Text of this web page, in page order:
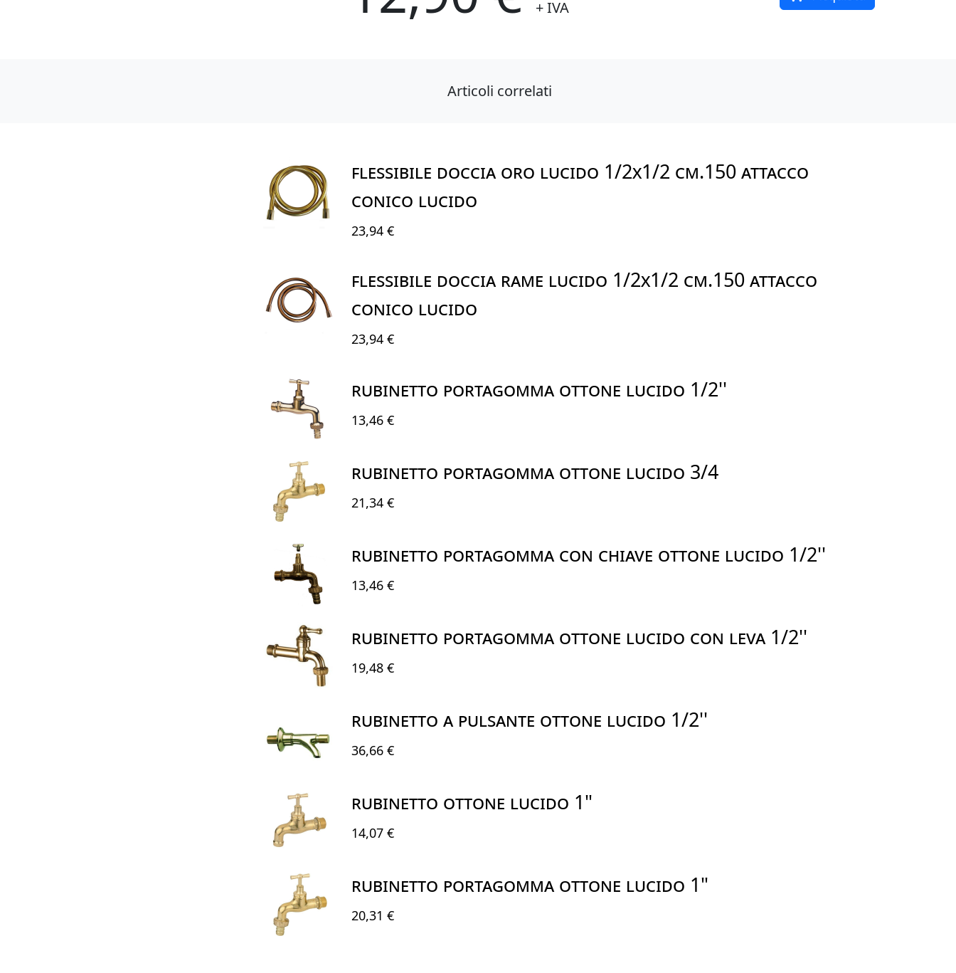
+ IVA
Articoli correlati
FLESSIBILE DOCCIA ORO LUCIDO 1/2X1/2 CM.150 ATTACCO
CONICO LUCIDO
23,94 €
FLESSIBILE DOCCIA RAME LUCIDO 1/2X1/2 CM.150 ATTACCO
CONICO LUCIDO
23,94 €
RUBINETTO PORTAGOMMA OTTONE LUCIDO 1/2''
13,46 €
RUBINETTO PORTAGOMMA OTTONE LUCIDO 3/4
21,34 €
RUBINETTO PORTAGOMMA CON CHIAVE OTTONE LUCIDO 1/2''
13,46 €
RUBINETTO PORTAGOMMA OTTONE LUCIDO CON LEVA 1/2''
19,48 €
RUBINETTO A PULSANTE OTTONE LUCIDO 1/2''
36,66 €
RUBINETTO OTTONE LUCIDO 1"
14,07 €
RUBINETTO PORTAGOMMA OTTONE LUCIDO 1"
20,31 €